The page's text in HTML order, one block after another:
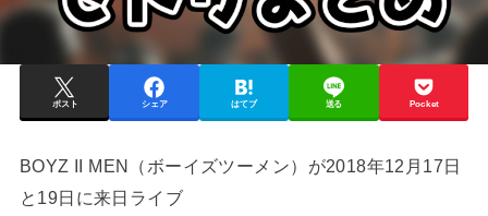
ポスト シェア はてブ 送る Pocket
BOYZ II MEN（ボーイズツーメン）が2018年12月17日
と19日に来日ライブ